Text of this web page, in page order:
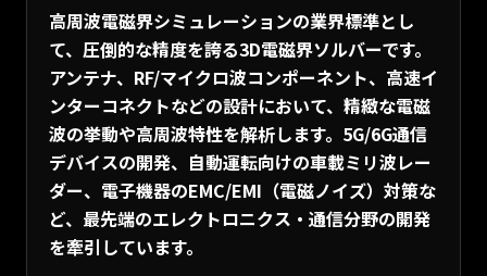
高周波電磁界シミュレーションの業界標準とし
て、圧倒的な精度を誇る3D電磁界ソルバーです。
アンテナ、RF/マイクロ波コンポーネント、高速イ
ンターコネクトなどの設計において、精緻な電磁
波の挙動や高周波特性を解析します。5G/6G通信
デバイスの開発、自動運転向けの車載ミリ波レー
ダー、電子機器のEMC/EMI（電磁ノイズ）対策な
ど、最先端のエレクトロニクス・通信分野の開発
を牽引しています。